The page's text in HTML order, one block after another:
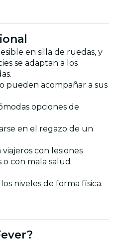
en silla de ruedas, y
se adaptan a los
pueden acompañar a sus
opciones de
en el regazo de un
con lesiones
o con mala salud
niveles de forma física.